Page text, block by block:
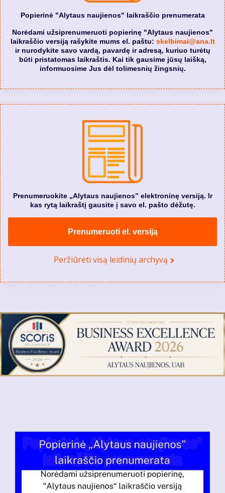
Popierinė "Alytaus naujienos" laikraščio prenumerata
Norėdami užsiprenumeruoti popierinę "Alytaus naujienos"
laikraščio versiją rašykite mums el. paštu: skelbimai@ana.lt
ir nurodykite savo vardą, pavardę ir adresą, kuriuo turėtų
būti pristatomas laikraštis. Kai tik gausime jūsų laišką,
informuosime Jus dėl tolimesnių žingsnių.
Prenumeruokite „Alytaus naujienos” elektroninę versiją. Ir
kas rytą laikraštį gausite į savo el. pašto dėžutę.
Prenumeruoti el. versiją
Peržiūrėti visą leidinių archyvą